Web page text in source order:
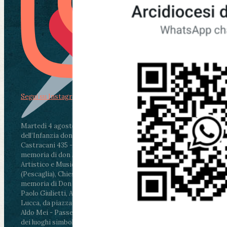
Martedì 4 agosto2026
ore 11:30 - Lucca, Scuola
dell’Infanzia don Aldo Mei - Viale Castruccio
Castracani 435 - Inaugurazione murales in
memoria di don Aldo Mei curato dal Liceo
Artistico e Musicale “Passaglia”
ore 18 - Fiano
(Pescaglia), Chiesa parrocchiale - Messa in
memoria di Don Aldo Mei celebrata da mons.
Paolo Giulietti, Arcivescovo di Lucca
ore 20.30 -
Lucca, da piazza San Michele al Cippo di don
Aldo Mei - Passeggiata della Memoria in alcuni
dei luoghi simbolo della città. Ritrovo alle ore
Segui su Instagram